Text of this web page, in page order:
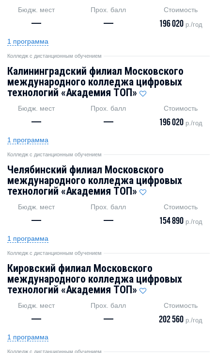
Бюдж. мест
—
Прох. балл
—
Стоимость
196 020 р./год
1 программа
Колледж с дистанционным обучением
Калининградский филиал Московского
международного колледжа цифровых
технологий «Академия TOП»
Бюдж. мест
—
Прох. балл
—
Стоимость
196 020 р./год
1 программа
Колледж с дистанционным обучением
Челябинский филиал Московского
международного колледжа цифровых
технологий «Академия TOП»
Бюдж. мест
—
Прох. балл
—
Стоимость
154 890 р./год
1 программа
Колледж с дистанционным обучением
Кировский филиал Московского
международного колледжа цифровых
технологий «Академия ТОП»
Бюдж. мест
—
Прох. балл
—
Стоимость
202 560 р./год
1 программа
Колледж с дистанционным обучением